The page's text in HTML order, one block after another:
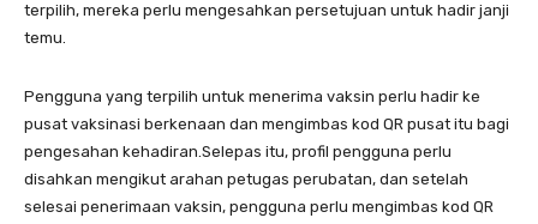
terpilih, mereka perlu mengesahkan persetujuan untuk hadir janji
temu.
Pengguna yang terpilih untuk menerima vaksin perlu hadir ke
pusat vaksinasi berkenaan dan mengimbas kod QR pusat itu bagi
pengesahan kehadiran.Selepas itu, profil pengguna perlu
disahkan mengikut arahan petugas perubatan, dan setelah
selesai penerimaan vaksin, pengguna perlu mengimbas kod QR